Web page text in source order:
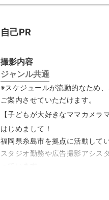
自己PR
撮影内容
ジャンル共通
※スケジュールが流動的なため
ご案内させていただけます。
【子どもが大好きなママカメラ
はじめまして！
福岡県糸島市を拠点に活動して
スタジオ勤務や広告撮影アシス